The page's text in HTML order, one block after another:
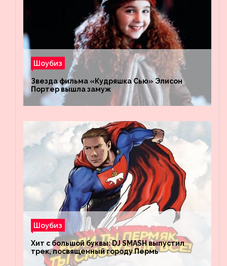
Шоубиз
Звезда фильма «Кудряшка Сью» Элисон
Портер вышла замуж
Шоубиз
Хит с большой буквы: DJ SMASH выпустил
трек, посвященный городу Пермь